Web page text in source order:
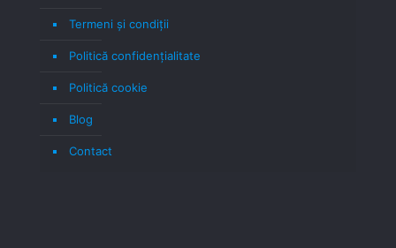
Termeni şi condiţii
Politică confidenţialitate
Politică cookie
Blog
Contact